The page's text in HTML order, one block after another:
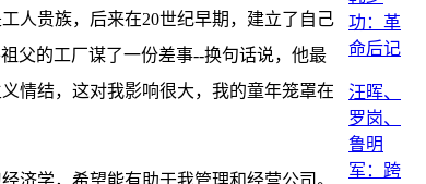
人贵族，后来在20世纪早期，建立了自己
父的工厂谋了一份差事--换句话说，他最
情结，这对我影响很大，我的童年笼罩在
功：革
命后记
汪晖、
罗岗、
鲁明
军：跨